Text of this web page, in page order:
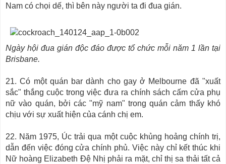
Nam có chọi dế, thì bên này người ta đi đua gián.
Ngày hội đua gián độc đáo được tổ chức mỗi năm 1 lần tại
Brisbane.
21. Có một quán bar dành cho gay ở Melbourne đã "xuất
sắc" thắng cuộc trong việc đưa ra chính sách cấm cửa phụ
nữ vào quán, bởi các "mỹ nam" trong quán cảm thấy khó
chịu với sự xuất hiện của cánh chị em.
22. Năm 1975, Úc trải qua một cuộc khủng hoảng chính trị,
dẫn đến việc đóng cửa chính phủ. Việc này chỉ kết thúc khi
Nữ hoàng Elizabeth Đệ Nhị phải ra mặt, chỉ thị sa thải tất cả